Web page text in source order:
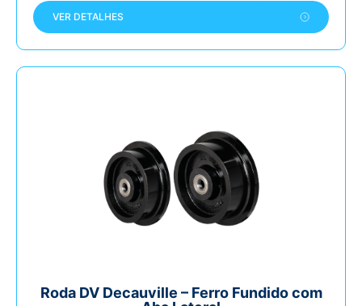
VER DETALHES
Roda DV Decauville – Ferro Fundido com